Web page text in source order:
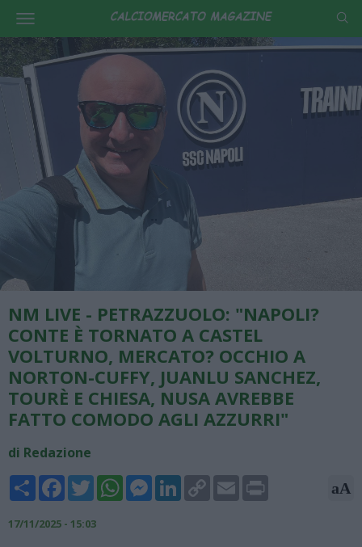
NM LIVE - PETRAZZUOLO: "NAPOLI?
CONTE È TORNATO A CASTEL
VOLTURNO, MERCATO? OCCHIO A
NORTON-CUFFY, JUANLU SANCHEZ,
TOURÈ E CHIESA, NUSA AVREBBE
FATTO COMODO AGLI AZZURRI"
di Redazione
Share FacebookTwitterWhatsAppMessengerLinkedInCopy
Link
Email aA
17/11/2025 - 15:03